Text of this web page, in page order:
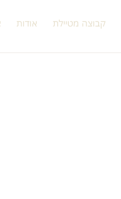
קבוצה מטיילת אודות